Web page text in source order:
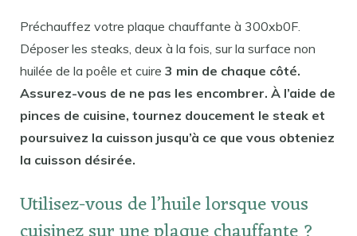
Préchauffez votre plaque chauffante à 300xb0F.
Déposer les steaks, deux à la fois, sur la surface non
huilée de la poêle et cuire 3 min de chaque côté.
Assurez-vous de ne pas les encombrer. À l’aide de
pinces de cuisine, tournez doucement le steak et
poursuivez la cuisson jusqu’à ce que vous obteniez
la cuisson désirée.
Utilisez-vous de l’huile lorsque vous